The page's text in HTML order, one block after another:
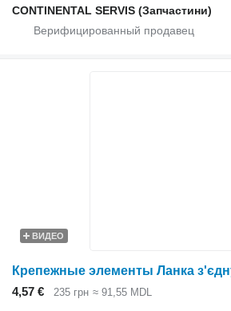
CONTINENTAL SERVIS (Запчастини)
ВИДЕО
4,57 € 235 грн ≈ 91,55 MDL